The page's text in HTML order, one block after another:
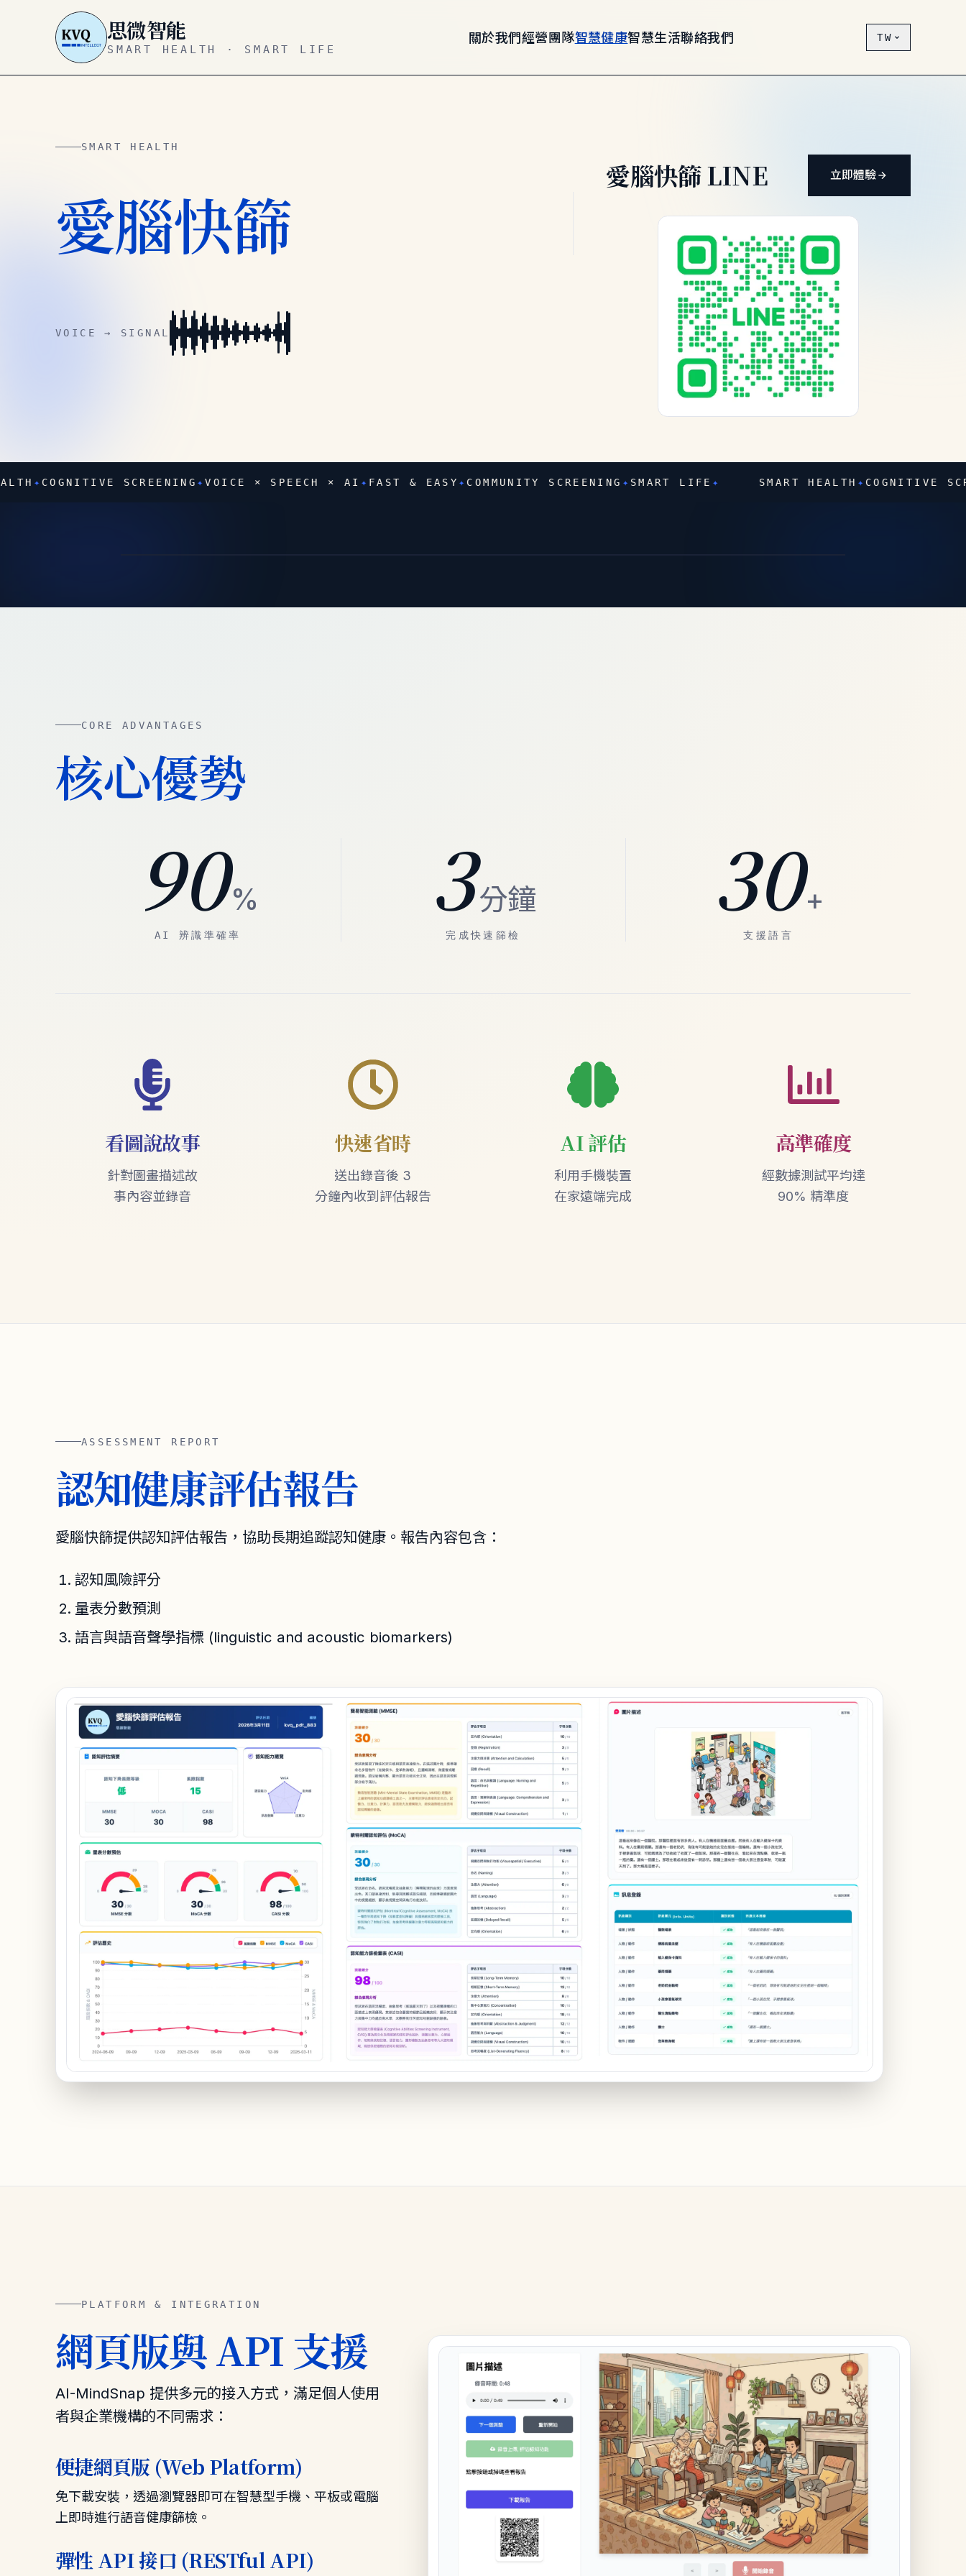
思微智能
SMART HEALTH · SMART LIFE
關於我們經營團隊智慧健康智慧生活聯絡我們 TW
SMART HEALTH
愛腦快篩
愛腦快篩 LINE 立即體驗
VOICE → SIGNAL
✦COGNITIVE SCREENING✦VOICE × SPEECH × AI ✦FAST & EASY✦COMMUNITY SCREENING✦SMART LIFE✦ SMART HEALTH ✦COGNITIVE
CORE ADVANTAGES
核心優勢
90%
AI 辨識準確率
3分鐘
完成快速篩檢
30+
支援語言
看圖說故事
針對圖畫描述故
事內容並錄音
快速省時
送出錄音後 3
分鐘內收到評估報告
AI 評估
利用手機裝置
在家遠端完成
高準確度
經數據測試平均達
90% 精準度
ASSESSMENT REPORT
認知健康評估報告
愛腦快篩提供認知評估報告，協助長期追蹤認知健康。報告內容包含：
認知風險評分
量表分數預測
語言與語音聲學指標 (linguistic and acoustic biomarkers)
PLATFORM & INTEGRATION
網頁版與 API 支援
AI-MindSnap 提供多元的接入方式，滿足個人使用
者與企業機構的不同需求：
便捷網頁版 (Web Platform)
免下載安裝，透過瀏覽器即可在智慧型手機、平板或電腦
上即時進行語音健康篩檢。
彈性 API 接口 (RESTful API)